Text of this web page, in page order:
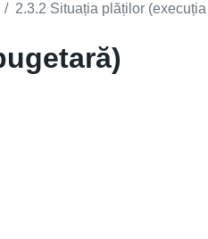
2.3.2 Situația plăților